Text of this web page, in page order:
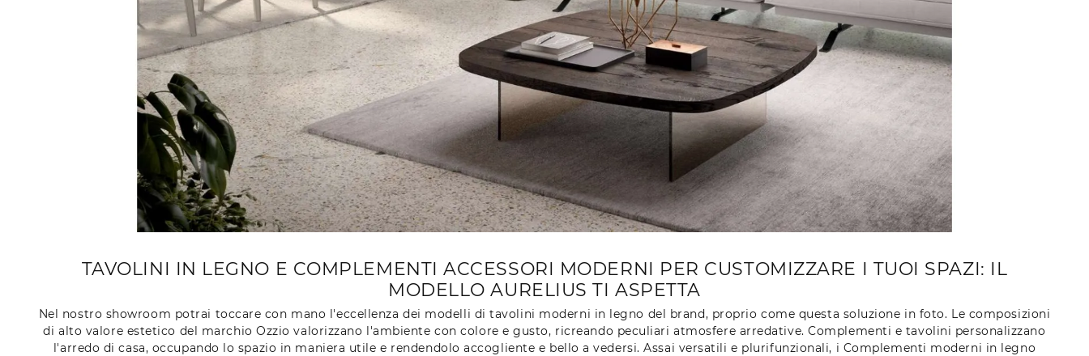
TAVOLINI IN LEGNO E COMPLEMENTI ACCESSORI MODERNI PER CUSTOMIZZARE I TUOI SPAZI: IL
MODELLO AURELIUS TI ASPETTA
Nel nostro showroom potrai toccare con mano l'eccellenza dei modelli di tavolini moderni in legno del brand, proprio come questa soluzione in foto. Le composizioni
di alto valore estetico del marchio Ozzio valorizzano l'ambiente con colore e gusto, ricreando peculiari atmosfere arredative. Complementi e tavolini personalizzano
l'arredo di casa, occupando lo spazio in maniera utile e rendendolo accogliente e bello a vedersi. Assai versatili e plurifunzionali, i Complementi moderni in legno